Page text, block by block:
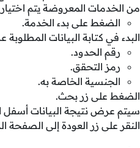
من الخدمات المعروضة يتم
الضغط على بدء الخدمة.
البدء في كتابة البيانات
رقم الحدود.
رمز التحقق.
الجنسية الخاصة به.
الضغط على زر بحث.
سيتم عرض نتيجة البيانات
النقر على زر العودة إلى الصفحة